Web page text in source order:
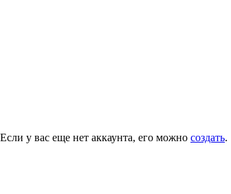
у вас еще нет аккаунта, его можно создать.